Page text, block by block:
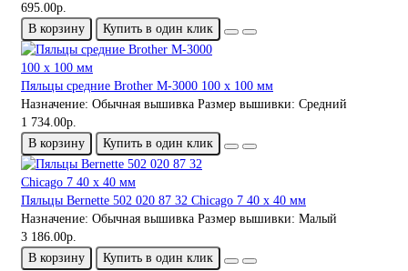
695.00р.
В корзину
Купить в один клик
Пяльцы средние Brother M-3000 100 x 100 мм
Назначение: Обычная вышивка Размер вышивки: Средний
1 734.00р.
В корзину
Купить в один клик
Пяльцы Bernette 502 020 87 32 Chicago 7 40 x 40 мм
Назначение: Обычная вышивка Размер вышивки: Малый
3 186.00р.
В корзину
Купить в один клик